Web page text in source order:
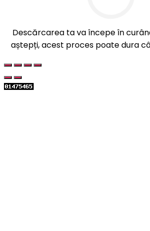
Descărcarea ta va începe în
aștepți, acest proces poate dura